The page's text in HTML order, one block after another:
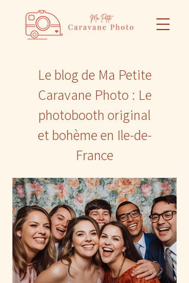
Le blog de Ma Petite
Caravane Photo : Le
photobooth original
et bohème en Ile-de-
France